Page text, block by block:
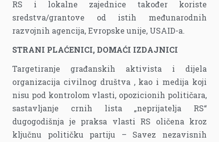
RS i lokalne zajednice također koriste
sredstva/grantove od istih međunarodnih
razvojnih agencija, Evropske unije, USAID-a.
STRANI PLAĆENICI, DOMAĆI IZDAJNICI
Targetiranje građanskih aktivista i dijela
organizacija civilnog društva , kao i medija koji
nisu pod kontrolom vlasti, opozicionih političara,
sastavljanje crnih lista „neprijatelja RS“
dugogodišnja je praksa vlasti RS oličena kroz
ključnu političku partiju – Savez nezavisnih